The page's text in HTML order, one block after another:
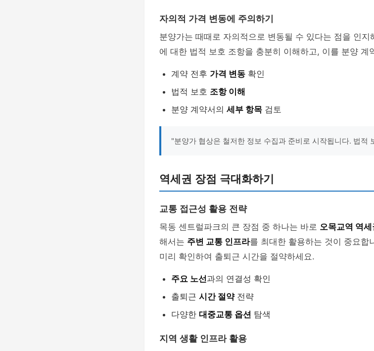
자의적 가격 변동에 주의하기
분양가는 때때로 자의적으로 변동될 수 있다는 점을 인지
에 대한 법적 보호 조항을 충분히 이해하고, 이를 분양 계
계약 전후 가격 변동 확인
법적 보호 조항 이해
분양 계약서의 세부 항목 검토
"분양가 협상은 철저한 정보 수집과 준비로 시작됩니다. 법적
역세권 장점 극대화하기
교통 접근성 활용 전략
목동 센트럴파크의 큰 장점 중 하나는 바로 오목교역 역세
해서는 주변 교통 인프라를 최대한 활용하는 것이 중요합
미리 확인하여 출퇴근 시간을 절약하세요.
주요 노선과의 연결성 확인
출퇴근 시간 절약전략
다양한 대중교통 옵션 탐색
지역 생활 인프라 활용